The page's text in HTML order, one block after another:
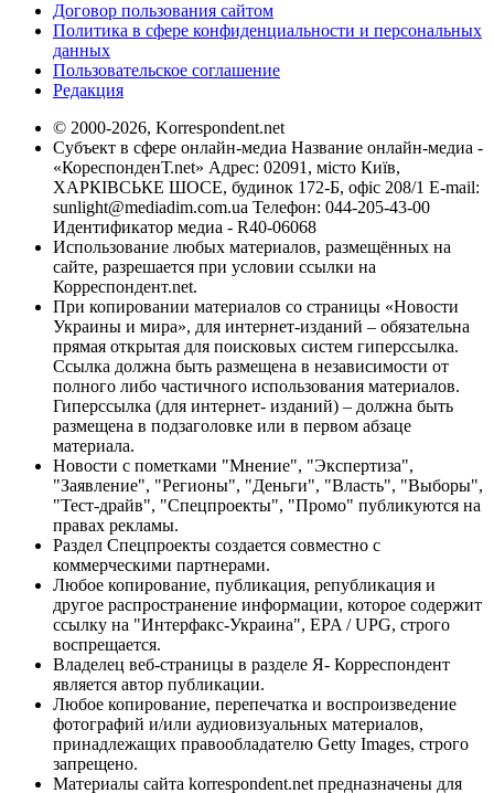
Договор пользования сайтом
Политика в сфере конфиденциальности и персональных
данных
Пользовательское соглашение
Редакция
© 2000-2026, Korrespondent.net
Субъект в сфере онлайн-медиа Название онлайн-медиа -
«КореспонденТ.net» Адрес: 02091, місто Київ,
ХАРКІВСЬКЕ ШОСЕ, будинок 172-Б, офіс 208/1 E-mail:
sunlight@mediadim.com.ua Телефон: 044-205-43-00
Идентификатор медиа - R40-06068
Использование любых материалов, размещённых на
сайте, разрешается при условии ссылки на
Корреспондент.net.
При копировании материалов со страницы «Новости
Украины и мира», для интернет-изданий – обязательна
прямая открытая для поисковых систем гиперссылка.
Ссылка должна быть размещена в независимости от
полного либо частичного использования материалов.
Гиперссылка (для интернет- изданий) – должна быть
размещена в подзаголовке или в первом абзаце
материала.
Новости с пометками "Мнение", "Экспертиза",
"Заявление", "Регионы", "Деньги", "Власть", "Выборы",
"Тест-драйв", "Спецпроекты", "Промо" публикуются на
правах рекламы.
Раздел Спецпроекты создается совместно с
коммерческими партнерами.
Любое копирование, публикация, републикация и
другое распространение информации, которое содержит
ссылку на "Интерфакс-Украина", EPA / UPG, строго
воспрещается.
Владелец веб-страницы в разделе Я- Корреспондент
является автор публикации.
Любое копирование, перепечатка и воспроизведение
фотографий и/или аудиовизуальных материалов,
принадлежащих правообладателю Getty Images, строго
запрещено.
Материалы сайта korrespondent.net предназначены для